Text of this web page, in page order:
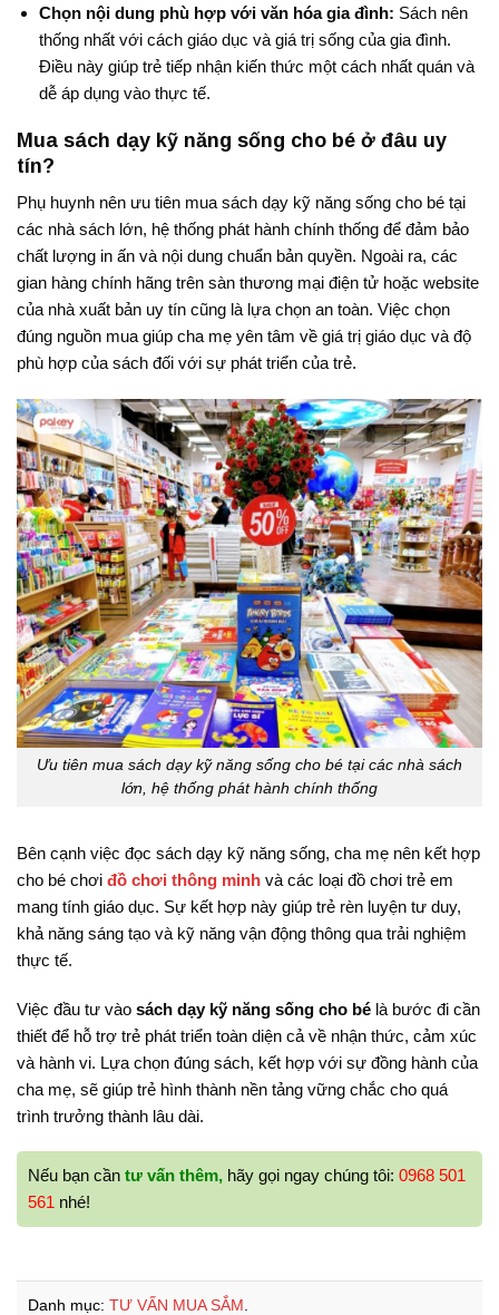
Chọn nội dung phù hợp với văn hóa gia đình: Sách nên
thống nhất với cách giáo dục và giá trị sống của gia đình.
Điều này giúp trẻ tiếp nhận kiến thức một cách nhất quán và
dễ áp dụng vào thực tế.
Mua sách dạy kỹ năng sống cho bé ở đâu uy
tín?
Phụ huynh nên ưu tiên mua sách dạy kỹ năng sống cho bé tại
các nhà sách lớn, hệ thống phát hành chính thống để đảm bảo
chất lượng in ấn và nội dung chuẩn bản quyền. Ngoài ra, các
gian hàng chính hãng trên sàn thương mại điện tử hoặc website
của nhà xuất bản uy tín cũng là lựa chọn an toàn. Việc chọn
đúng nguồn mua giúp cha mẹ yên tâm về giá trị giáo dục và độ
phù hợp của sách đối với sự phát triển của trẻ.
Ưu tiên mua sách dạy kỹ năng sống cho bé tại các nhà sách
lớn, hệ thống phát hành chính thống
Bên cạnh việc đọc sách dạy kỹ năng sống, cha mẹ nên kết hợp
cho bé chơi đồ chơi thông minh và các loại đồ chơi trẻ em
mang tính giáo dục. Sự kết hợp này giúp trẻ rèn luyện tư duy,
khả năng sáng tạo và kỹ năng vận động thông qua trải nghiệm
thực tế.
Việc đầu tư vào sách dạy kỹ năng sống cho bé là bước đi cần
thiết để hỗ trợ trẻ phát triển toàn diện cả về nhận thức, cảm xúc
và hành vi. Lựa chọn đúng sách, kết hợp với sự đồng hành của
cha mẹ, sẽ giúp trẻ hình thành nền tảng vững chắc cho quá
trình trưởng thành lâu dài.
Nếu bạn cần tư vấn thêm, hãy gọi ngay chúng tôi: 0968 501
561 nhé!
Danh mục: TƯ VẤN MUA SẮM